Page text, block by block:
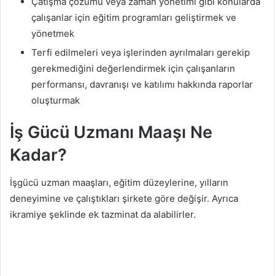
çalışanlar için eğitim programları geliştirmek ve
yönetmek
Terfi edilmeleri veya işlerinden ayrılmaları gerekip
gerekmediğini değerlendirmek için çalışanların
performansı, davranışı ve katılımı hakkında raporlar
oluşturmak
İş Gücü Uzmanı Maaşı Ne
Kadar?
İşgücü uzman maaşları, eğitim düzeylerine, yılların
deneyimine ve çalıştıkları şirkete göre değişir. Ayrıca
ikramiye şeklinde ek tazminat da alabilirler.